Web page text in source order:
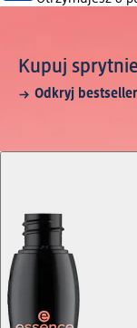
Kupuj
Odkryj